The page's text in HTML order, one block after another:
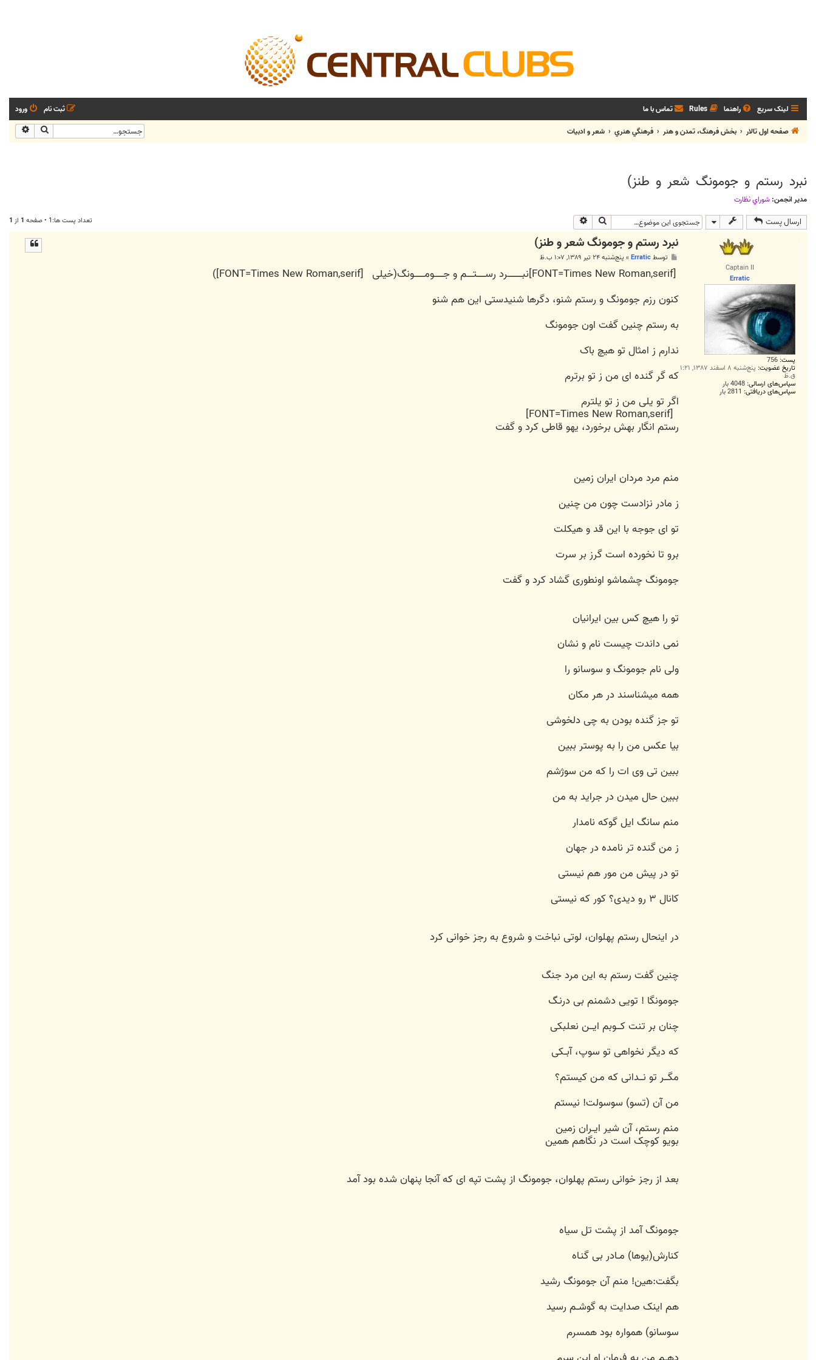
لینک سریع راهنما Rules تماس با ما ورود
ثبت نام
صفحه اول تالار
بخش فرهنگ، تمدن و هنر فرهنگي هنري شعر و ادبيات جستجو
نبرد رستم و جومونگ شعر و طنز)
مدیر انجمن: شوراي نظارت
ارسال پست جستجو تعداد پست ها:1 • صفحه 1 از 1
Captain II
Erratic
پست: 756
تاریخ عضویت: پنج‌شنبه ۸ اسفند ۱۳۸۷, ۱:۲۱
ق.ظ
سپاس‌های ارسالی: 4048 بار
سپاس‌های دریافتی: 2811 بار
نبرد رستم و جومونگ شعر و طنز)
ت
توسطErratic
» پنج‌شنبه ۲۴ تیر ۱۳۸۹, ۱:۰۷ ب.ظ
[FONT=Times New Roman,serif]نبــــــــــــرد رســـــــتـــــم و جـــــــومــــــــونگ(خیلی
[FONT=Times New Roman,serif])
کنون رزم جومونگ و رستم شنو، دگرها شنیدستی این هم شنو
به رستم چنین گفت اون جومونگ
ندارم ز امثال تو هیچ باک
که گر گنده ای من ز تو برترم
اگر تو یلی من ز تو یلترم
[FONT=Times New Roman,serif]
رستم انگار بهش برخورد، یهو قاطی کرد و گفت
منم مرد مردان ایران زمین
ز مادر نزادست چون من چنین
تو ای جوجه با این قد و هیکلت
برو تا نخورده است گرز بر سرت
جومونگ چشماشو اونطوری گشاد کرد و گفت
تو را هیچ کس بین ایرانیان
نمی داندت چیست نام و نشان
ولی نام جومونگ و سوسانو را
همه میشناسند در هر مکان
تو جز گنده بودن به چی دلخوشی
بیا عکس من را به پوستر ببین
ببین تی وی ات را که من سوژشم
ببین حال میدن در جراید به من
منم سانگ ایل گوکه نامدار
ز من گنده تر نامده در جهان
تو در پیش من مور هم نیستی
کانال ۳ رو دیدی؟ کور که نیستی
در اینحال رستم پهلوان، لوتی نباخت و شروع به رجز خوانی کرد
چنین گفت رستم به این مرد جنگ
جومونگا ! تویی دشمنم بی درنـگ
چنان بر تنت کـــوبم ایـــن نعلبکی
که دیگر نخواهی تو سوپ، آبــکی
مگـــر تو نـــدانی که مـن کیستم؟
من آن (تسو) سوسولت! نیستم
منم رستم، آن شیر ایــران زمین
بویو کوچک است در نگاهم همین
بعد از رجز خوانی رستم پهلوان، جومونگ از پشت تپه ای که آنجا پنهان شده بود آمد
جومونگ آمد از پشت تل سیاه
کنارش(یوها) مــادر بی گنـاه
بگفت:هین! منم آن جومونگ رشید
هم اینک صدایت به گوشــم رسید
سوسانو) همواره بود همسرم